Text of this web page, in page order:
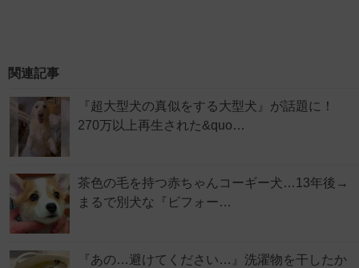
関連記事
『超大型犬の真似をする大型犬』が話題に！
270万以上再生された&quo…
茶色の毛を持つ赤ちゃんコーギー犬…13年後→
まるで別犬な『ビフォー…
『あの…避けてください…』洗濯物を干したか